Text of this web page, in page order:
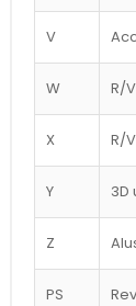
V
W R/
X R/
Y 3D
Z
PS